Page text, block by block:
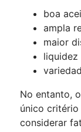
boa
ampla
maior
liquidez
No entanto,
único critério
considerar